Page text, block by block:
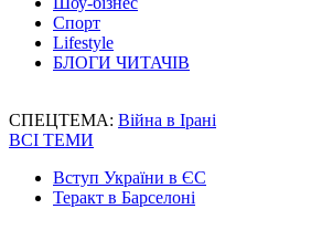
Спорт
Lifestyle
БЛОГИ ЧИТАЧІВ
СПЕЦТЕМА: Війна в Ірані
ВСІ ТЕМИ
Вступ України в ЄС
Теракт в Барселоні